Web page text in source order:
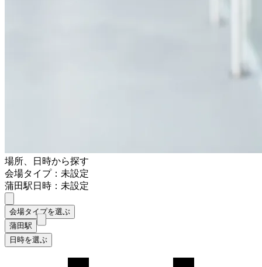
場所、日時から探す
会場タイプ：未設定
蒲田駅日時：未設定
会場タイプを選ぶ
蒲田駅
日時を選ぶ